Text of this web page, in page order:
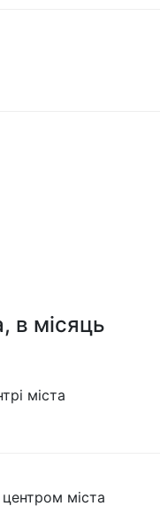
в місяць
міста
міста